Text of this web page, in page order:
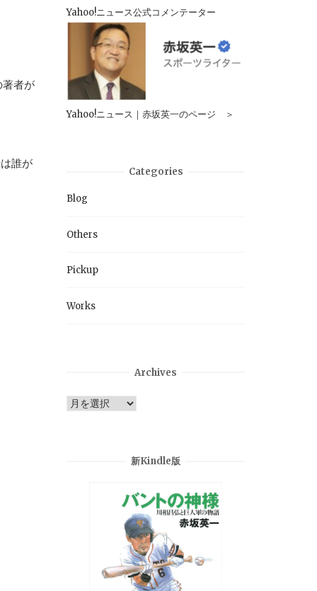
者が
誰が
Yahoo!ニュース公式コメンテーター
Yahoo!ニュース｜赤坂英一のページ ＞
Categories
Blog
Others
Pickup
Works
Archives
Archives
新Kindle版